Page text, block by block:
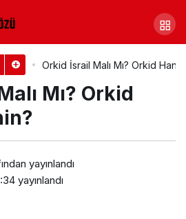
Orkid İsrail Malı Mı? Orkid
Mı? Orkid
yayınlandı
yayınlandı
İsrail Malı Mı? İpana